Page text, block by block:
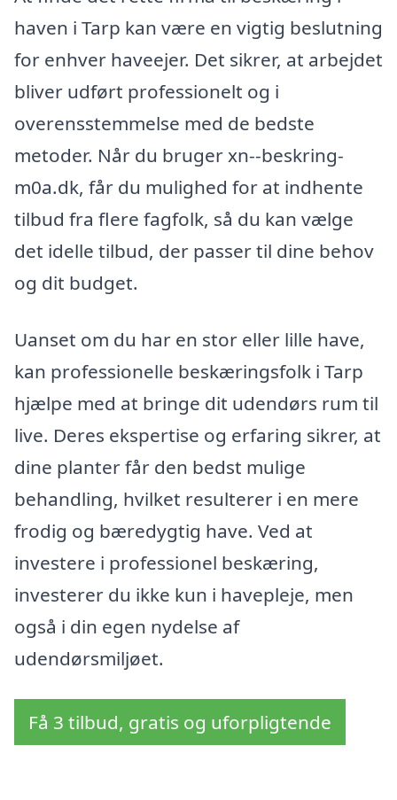
haven i Tarp kan være en vigtig beslutning
for enhver haveejer. Det sikrer, at arbejdet
bliver udført professionelt og i
overensstemmelse med de bedste
metoder. Når du bruger xn--beskring-
m0a.dk, får du mulighed for at indhente
tilbud fra flere fagfolk, så du kan vælge
det idelle tilbud, der passer til dine behov
og dit budget.
Uanset om du har en stor eller lille have,
kan professionelle beskæringsfolk i Tarp
hjælpe med at bringe dit udendørs rum til
live. Deres ekspertise og erfaring sikrer, at
dine planter får den bedst mulige
behandling, hvilket resulterer i en mere
frodig og bæredygtig have. Ved at
investere i professionel beskæring,
investerer du ikke kun i havepleje, men
også i din egen nydelse af
udendørsmiljøet.
Få 3 tilbud, gratis og uforpligtende